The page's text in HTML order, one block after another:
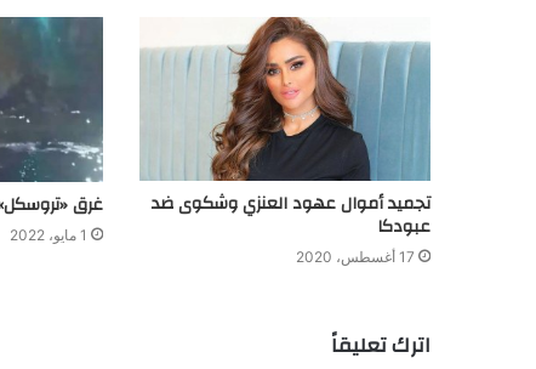
تجميد أموال عهود العنزي وشكوى ضد
عبودكا
17 أغسطس، 2020
غرق
1 مايو، 2022
اترك تعليقاً